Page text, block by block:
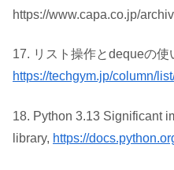
https://www.capa.co.jp/
17. リスト操作とdequeの使
https://techgym.jp/column/
18. Python 3.13 Significant
library, https://